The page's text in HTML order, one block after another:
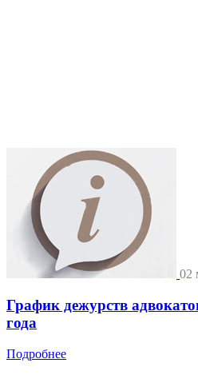
02
График дежурств
года
Подробнее